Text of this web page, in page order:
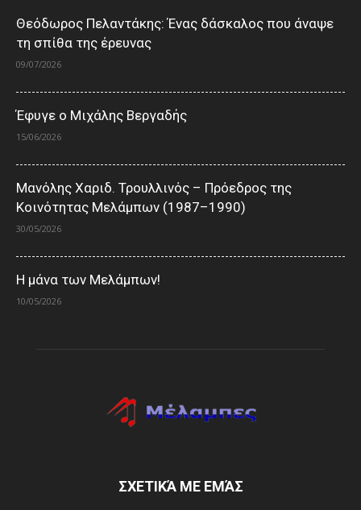
Θεόδωρος Πελαντάκης: Ένας δάσκαλος που άναψε
τη σπίθα της έρευνας
09/07/2026
Έφυγε ο Μιχάλης Βεργαδής
15/06/2026
Μανόλης Χαριδ. Τρουλλινός – Πρόεδρος της
Κοινότητας Μελάμπων (1987–1990)
30/05/2026
Η μάνα των Μελάμπων!
10/05/2026
ΣΧΕΤΙΚΆ ΜΕ ΕΜΆΣ